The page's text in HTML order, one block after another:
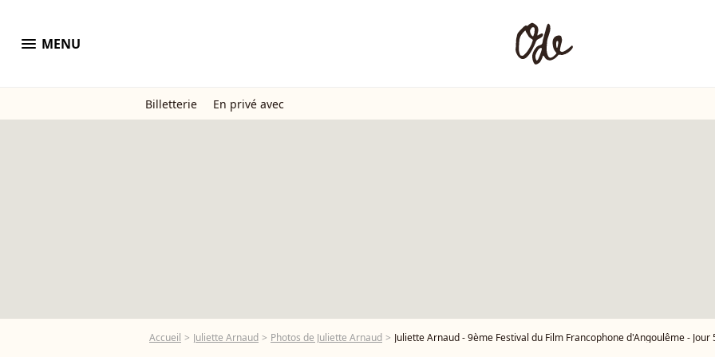
menu MENU
Billetterie En privé avec
Accueil Juliette Arnaud Photos de Juliette Arnaud Juliette Arnaud - 9ème Festival du Film Francophone d'Angoulême - Jour 5,